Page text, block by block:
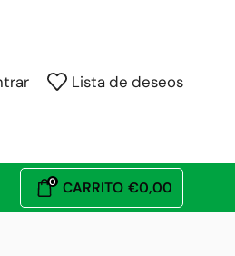
Lista de deseos
0 CARRITO €0,00